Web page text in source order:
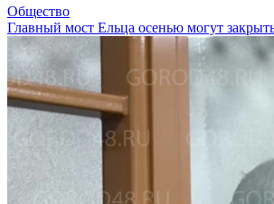
Общество
Главный мост Ельца осенью могут